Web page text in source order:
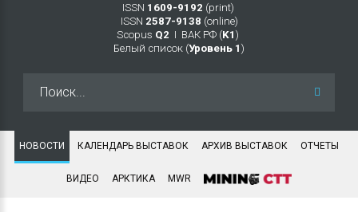
ISSN 1609-9192 (print)
ISSN 2587-9138 (online)
Scopus Q2 Ι ВАК РФ (K1 )
Белый список (Уровень 1 )
НОВОСТИ КАЛЕНДАРЬ ВЫСТАВОК АРХИВ ВЫСТАВОК ОТЧЕТЫ
ВИДЕО АРКТИКА MWR